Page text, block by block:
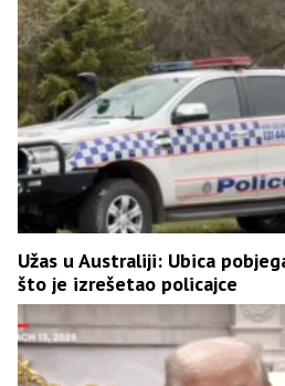
Užas u Australiji: Ubica
što je izrešetao policajce